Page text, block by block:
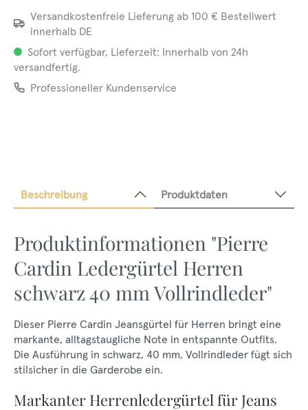
Versandkostenfreie Lieferung ab 100 € Bestellwert
innerhalb DE
Sofort verfügbar, Lieferzeit: Innerhalb von 24h
versandfertig.
Professioneller Kundenservice
Beschreibung Produktdaten
Produktinformationen "Pierre
Cardin Ledergürtel Herren
schwarz 40 mm Vollrindleder"
Dieser Pierre Cardin Jeansgürtel für Herren bringt eine
markante, alltagstaugliche Note in entspannte Outfits.
Die Ausführung in schwarz, 40 mm, Vollrindleder fügt sich
stilsicher in die Garderobe ein.
Markanter Herrenledergürtel für Jeans